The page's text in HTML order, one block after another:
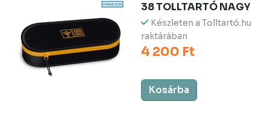
38 TOLLTARTÓ NAGY
Készleten a Tolltartó.hu
raktárában
4 200 Ft
Kosárba